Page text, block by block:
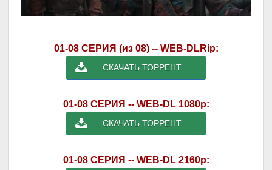
01-08 СЕРИЯ (из 08) -- WEB-DLRip:
СКАЧАТЬ ТОРРЕНТ
01-08 СЕРИЯ -- WEB-DL 1080p:
СКАЧАТЬ ТОРРЕНТ
01-08 СЕРИЯ -- WEB-DL 2160p: